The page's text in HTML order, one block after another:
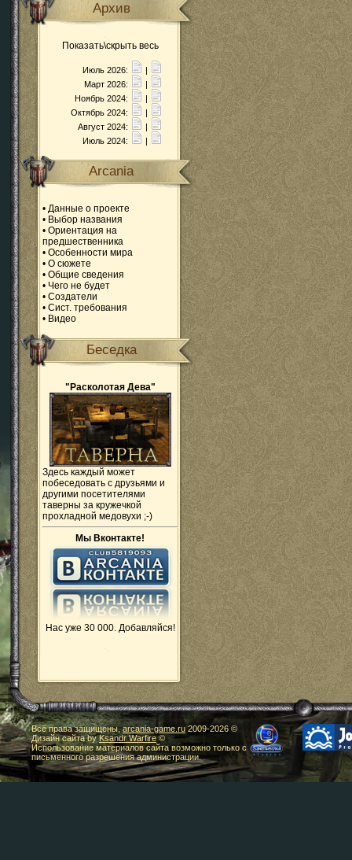
Архив
Показать\скрыть весь
Июль 2026:
|
Март 2026:
|
Ноябрь 2024:
|
Октябрь 2024:
|
Август 2024:
|
Июль 2024:
|
Arcania
• Данные о проекте
• Выбор названия
• Ориентация на
предшественника
• Особенности мира
• О сюжете
• Общие сведения
• Чего не будет
• Создатели
• Сист. требования
• Видео
Беседка
"Расколотая Дева"
Здесь каждый может
побеседовать с друзьями и
другими посетителями
таверны за кружечкой
прохладной медовухи ;-)
Мы Вконтакте!
Нас уже 30 000. Добавляйся!
Все права защищены,arcania-game.ru2009-2026 ©
Дизайн сайта byKsandr Warfire©
Использование материалов сайта возможно только с
письменного разрешения администрации.